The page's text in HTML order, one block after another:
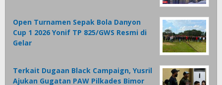
Open Turnamen Sepak Bola Danyon
Cup 1 2026 Yonif TP 825/GWS Resmi di
Gelar
Terkait Dugaan Black Campaign, Yusril
Ajukan Gugatan PAW Pilkades Bimor